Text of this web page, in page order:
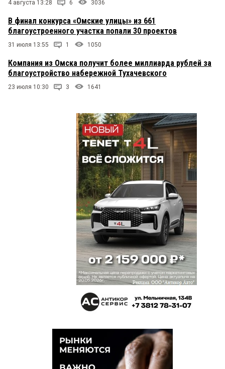
4 августа 13:28 6 3036
В финал конкурса «Омские улицы» из 661
благоустроенного участка попали 30 проектов
31 июля 13:55 1 1050
Компания из Омска получит более миллиарда рублей за
благоустройство набережной Тухачевского
23 июля 10:30 3 1641